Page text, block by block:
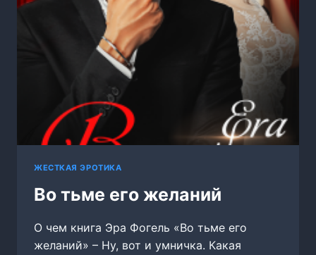
ЖЕСТКАЯ ЭРОТИКА
Во тьме его желаний
О чем книга Эра Фогель «Во тьме его
желаний» – Ну, вот и умничка. Какая